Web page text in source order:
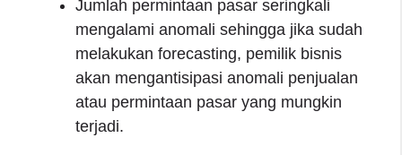
Jumlah permintaan pasar seringkali
mengalami anomali sehingga jika sudah
melakukan forecasting, pemilik bisnis
akan mengantisipasi anomali penjualan
atau permintaan pasar yang mungkin
terjadi.